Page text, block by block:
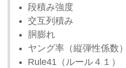
段積み強度
交互列積み
胴膨れ
ヤング率（縦弾性係数）
Rule41（ルール４１）